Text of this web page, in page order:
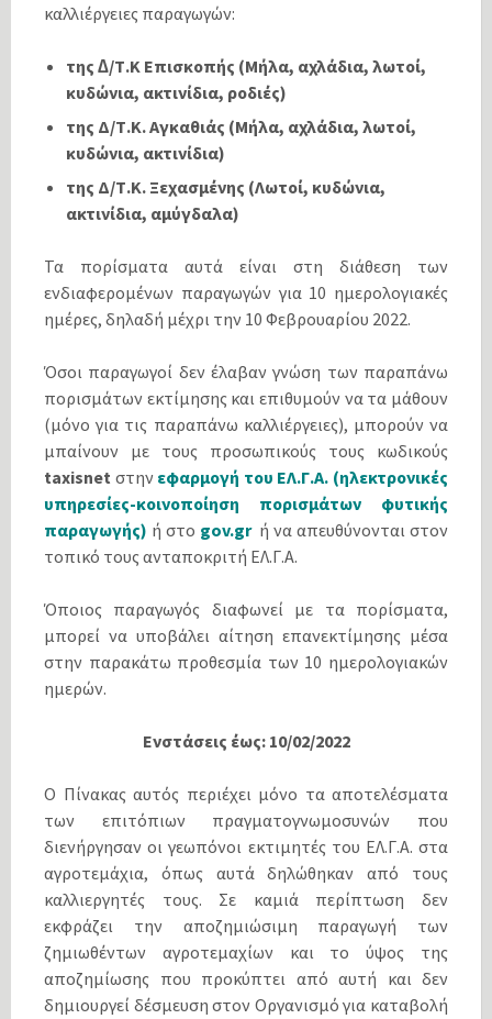
καλλιέργειες παραγωγών:
της ∆/Τ.Κ Επισκοπής (Μήλα, αχλάδια, λωτοί,
κυδώνια, ακτινίδια, ροδιές)
της Δ/Τ.Κ. Αγκαθιάς (Μήλα, αχλάδια, λωτοί,
κυδώνια, ακτινίδια)
της Δ/Τ.Κ. Ξεχασμένης (Λωτοί, κυδώνια,
ακτινίδια, αμύγδαλα)
Τα πορίσµατα αυτά είναι στη διάθεση των
ενδιαφεροµένων παραγωγών για 10 ηµερολογιακές
ηµέρες, δηλαδή µέχρι την 10 Φεβρουαρίου 2022.
Όσοι παραγωγοί δεν έλαβαν γνώση των παραπάνω
πορισμάτων εκτίμησης και επιθυμούν να τα μάθουν
(μόνο για τις παραπάνω καλλιέργειες), μπορούν να
μπαίνουν με τους προσωπικούς τους κωδικούς
taxisnet στην εφαρμογή του ΕΛ.Γ.Α. (ηλεκτρονικές
υπηρεσίες-κοινοποίηση πορισμάτων φυτικής
παραγωγής) ή στο gov.gr ή να απευθύνονται στον
τοπικό τους ανταποκριτή ΕΛ.Γ.Α.
Όποιος παραγωγός διαφωνεί µε τα πορίσματα,
µπορεί να υποβάλει αίτηση επανεκτίµησης µέσα
στην παρακάτω προθεσµία των 10 ηµερολογιακών
ηµερών.
Ενστάσεις έως: 10/02/2022
Ο Πίνακας αυτός περιέχει µόνο τα αποτελέσµατα
των επιτόπιων πραγµατογνωµοσυνών που
διενήργησαν οι γεωπόνοι εκτιµητές του ΕΛ.Γ.Α. στα
αγροτεµάχια, όπως αυτά δηλώθηκαν από τους
καλλιεργητές τους. Σε καµιά περίπτωση δεν
εκφράζει την αποζηµιώσιµη παραγωγή των
ζηµιωθέντων αγροτεµαχίων και το ύψος της
αποζηµίωσης που προκύπτει από αυτή και δεν
δηµιουργεί δέσµευση στον Οργανισµό για καταβολή